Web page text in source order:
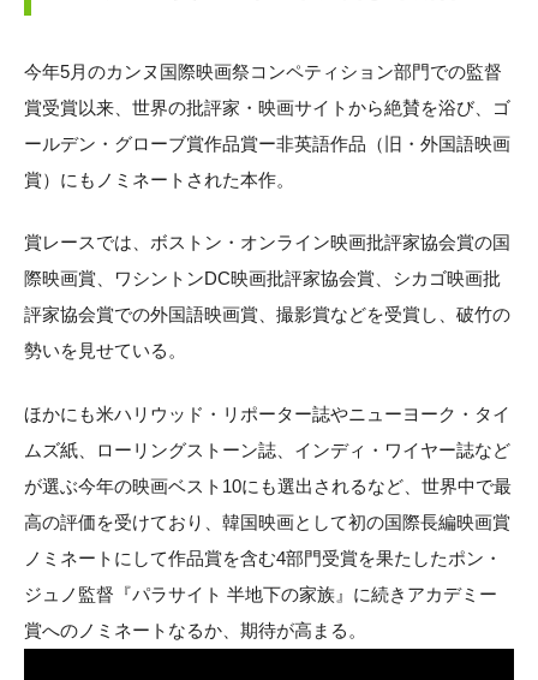
今年5月のカンヌ国際映画祭コンペティション部門での監督
賞受賞以来、世界の批評家・映画サイトから絶賛を浴び、ゴ
ールデン・グローブ賞作品賞ー非英語作品（旧・外国語映画
賞）にもノミネートされた本作。
賞レースでは、ボストン・オンライン映画批評家協会賞の国
際映画賞、ワシントンDC映画批評家協会賞、シカゴ映画批
評家協会賞での外国語映画賞、撮影賞などを受賞し、破竹の
勢いを見せている。
ほかにも米ハリウッド・リポーター誌やニューヨーク・タイ
ムズ紙、ローリングストーン誌、インディ・ワイヤー誌など
が選ぶ今年の映画ベスト10にも選出されるなど、世界中で最
高の評価を受けており、韓国映画として初の国際長編映画賞
ノミネートにして作品賞を含む4部門受賞を果たしたポン・
ジュノ監督『パラサイト 半地下の家族』に続きアカデミー
賞へのノミネートなるか、期待が高まる。